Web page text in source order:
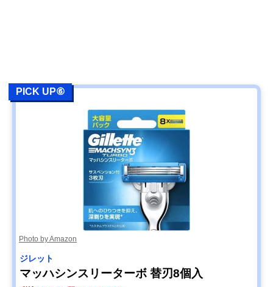
PICK UP⑥
Photo by Amazon
ジレット
マッハシンスリーターボ 替刃8個入